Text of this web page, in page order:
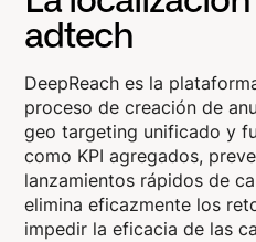
adtech
DeepReach es la
proceso de creación de
geo targeting unificado y
como KPI agregados,
lanzamientos rápidos de
elimina eficazmente los
impedir la eficacia de las